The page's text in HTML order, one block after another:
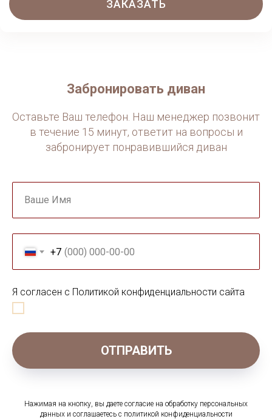
ЗАКАЗАТЬ
Забронировать диван
Оставьте Ваш телефон. Наш менеджер позвонит
в течение 15 минут, ответит на вопросы и
забронирует понравившийся диван
Ваше Имя
+7
Я согласен с Политикой конфиденциальности сайта
ОТПРАВИТЬ
Нажимая на кнопку, вы даете согласие на обработку персональных
данных и соглашаетесь c политикой конфиденциальности